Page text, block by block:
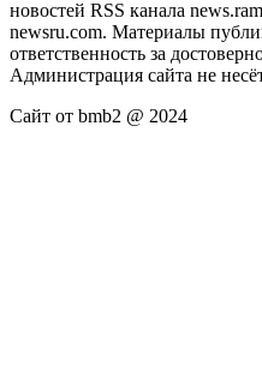
новостей RSS канала
newsru.com. Материалы
ответственность за
Администрация сайта не
Сайт от bmb2 @ 2024